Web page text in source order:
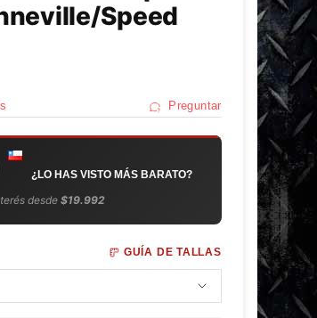
Speed
Preguntar
¿LO HAS VISTO MÁS BARATO?
desde$19.992
GUÍA DE TALLAS